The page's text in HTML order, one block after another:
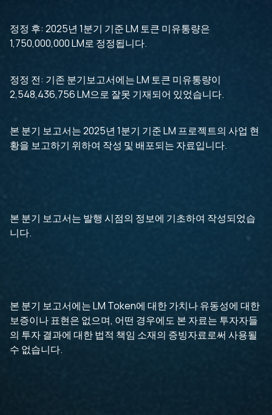
정정 후: 2025년 1분기 기준 LM 토큰 미유통량은
1,750,000,000 LM로 정정됩니다.
정정 전: 기존 분기보고서에는 LM 토큰 미유통량이
2,548,436,756 LM으로 잘못 기재되어 있었습니다.
본 분기 보고서는 2025년 1분기 기준 LM 프로젝트의 사업 현
황을 보고하기 위하여 작성 및 배포되는 자료입니다.
본 분기 보고서는 발행 시점의 정보에 기초하여 작성되었습
니다.
본 분기 보고서에는 LM Token에 대한 가치나 유동성에 대한
보증이나 표현은 없으며, 어떤 경우에도 본 자료는 투자자들
의 투자 결과에 대한 법적 책임 소재의 증빙자료로써 사용될
수 없습니다.